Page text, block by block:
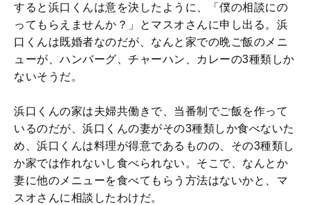
すると浜口くんは意を決したように、「僕の相談にの
ってもらえませんか？」とマスオさんに申し出る。浜
口くんは既婚者なのだが、なんと家での晩ご飯のメニ
ューが、ハンバーグ、チャーハン、カレーの3種類しか
ないそうだ。
浜口くんの家は夫婦共働きで、当番制でご飯を作って
いるのだが、浜口くんの妻がその3種類しか食べないた
め、浜口くんは料理が得意であるものの、その3種類し
か家では作れないし食べられない。そこで、なんとか
妻に他のメニューを食べてもらう方法はないかと、マ
スオさんに相談したわけだ。